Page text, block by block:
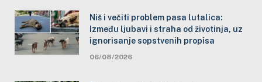
Niš i večiti problem pasa lutalica:
Između ljubavi i straha od životinja, uz
ignorisanje sopstvenih propisa
06/08/2026